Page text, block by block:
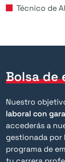
Técnico de
Bolsa de
Nuestro
laboral con
accederás a
gestionada por
programa de